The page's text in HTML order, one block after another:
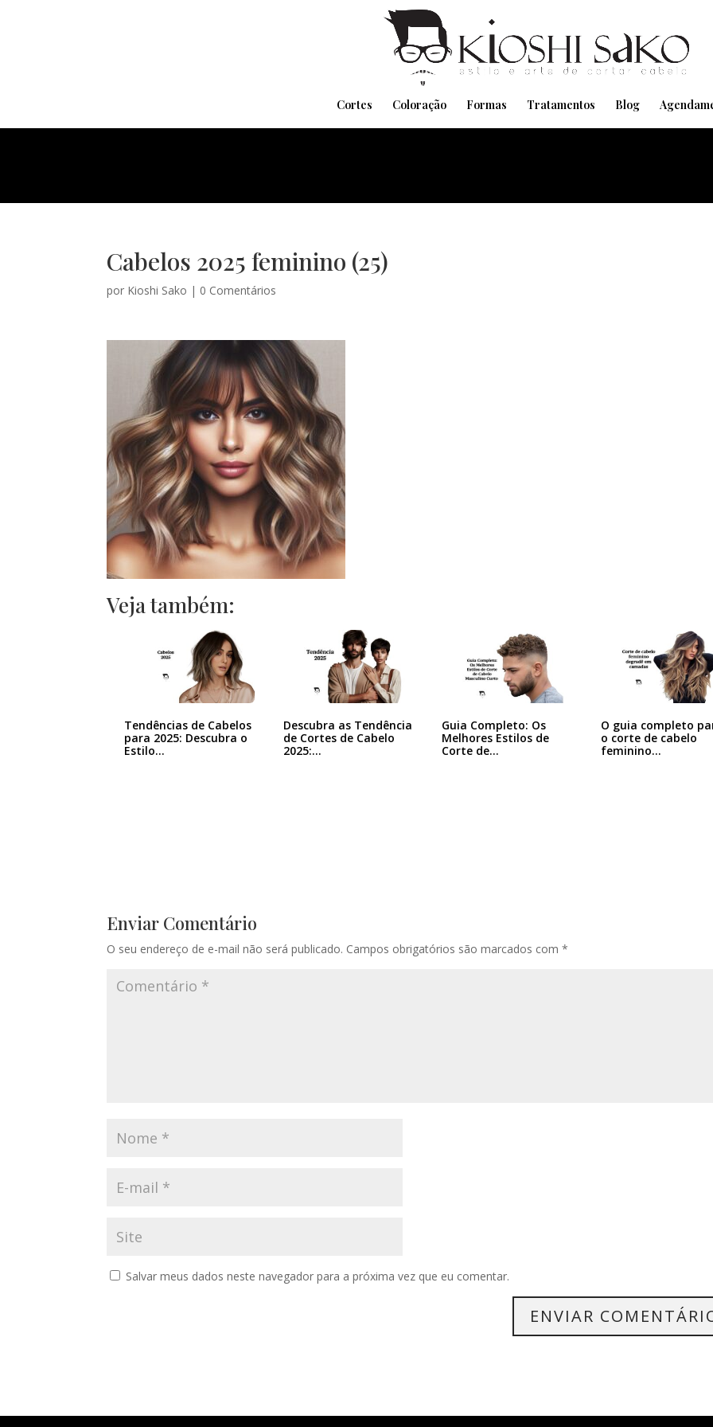
Cortes Coloração Formas Tratamentos Blog
Cabelos 2025 feminino (25)
por Kioshi Sako | 0 Comentários
Veja também:
Tendências de Cabelos
para 2025: Descubra o
Estilo…
Descubra as Tendência
de Cortes de Cabelo
2025:…
Guia Completo: Os
Melhores Estilos de
Corte de…
O guia completo
o corte de cabelo
feminino…
Enviar Comentário
O seu endereço de e-mail não será publicado. Campos obrigatórios são marcados com*
Salvar meus dados neste navegador para a próxima vez que eu comentar.
Pensando em transformar seu Visual??
Agende pelo Whatsapp